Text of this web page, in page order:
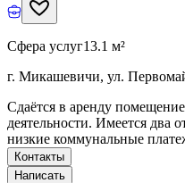
Сфера услуг13.1 м²
г. Микашевичи, ул.
Сдаётся в аренду
деятельности. Имеется два
низкие коммунальные
Контакты
Написать